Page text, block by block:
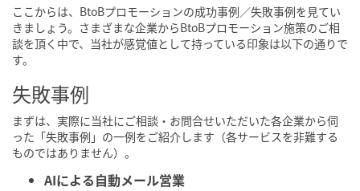
ここからは、BtoBプロモーションの成功事例／失敗事例を見てい
きましょう。さまざまな企業からBtoBプロモーション施策のご相
談を頂く中で、当社が感覚値として持っている印象は以下の通りで
す。
失敗事例
まずは、実際に当社にご相談・お問合せいただいた各企業から伺
った「失敗事例」の一例をご紹介します（各サービスを非難する
ものではありません）。
AIによる自動メール営業